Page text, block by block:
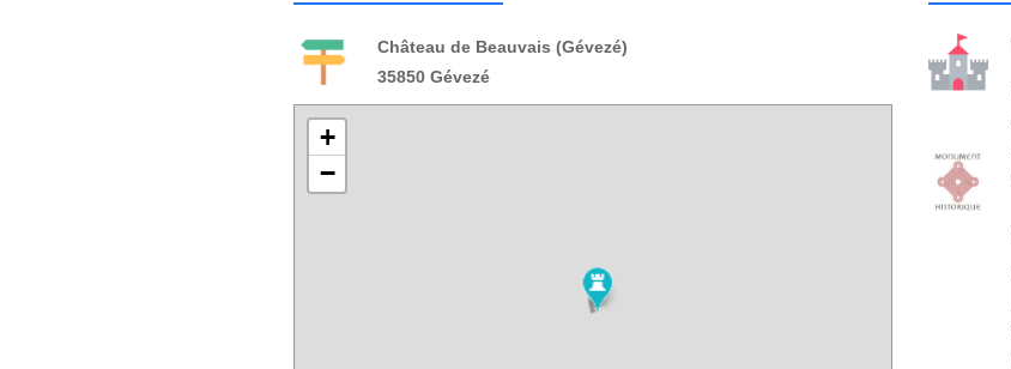
Château de Beauvais (Gévezé)
35850 Gévezé
+
−